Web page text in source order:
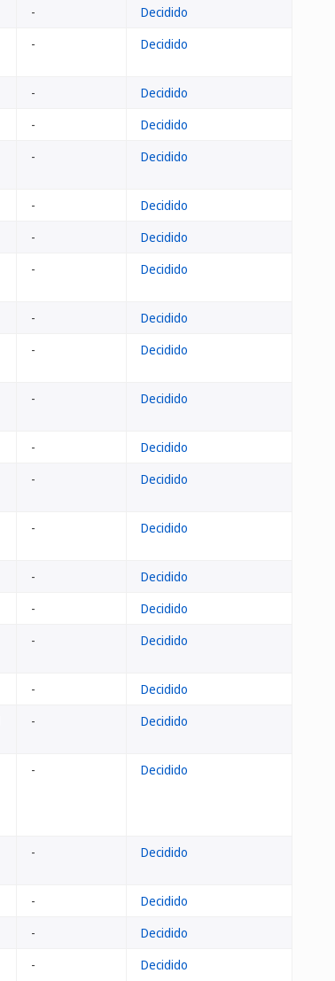
-
Decidido
- Decidido
-
Decidido
-
Decidido
- Decidido
-
Decidido
-
Decidido
- Decidido
-
Decidido
- Decidido
- Decidido
-
Decidido
- Decidido
- Decidido
-
Decidido
-
Decidido
- Decidido
-
Decidido
- Decidido
- Decidido
- Decidido
-
Decidido
-
Decidido
- Decidido